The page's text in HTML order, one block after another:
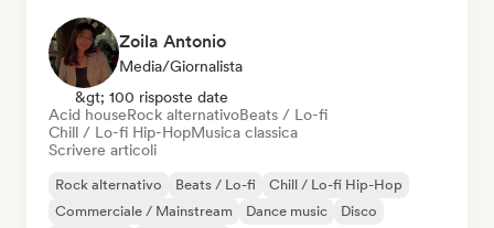
Zoila Antonio
Media/Giornalista
&gt; 100 risposte date
Acid houseRock alternativoBeats / Lo-fi
Chill / Lo-fi Hip-HopMusica classica
Scrivere articoli
Rock alternativo Beats / Lo-fi
Chill / Lo-fi Hip-Hop
Commerciale / Mainstream
Dance music
Disco